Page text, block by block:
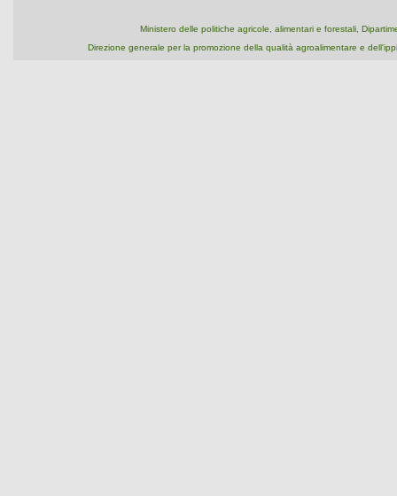
Ministero delle politiche agricole, alimentari e forestali,
Direzione generale per la promozione della qualità agroalimentare e